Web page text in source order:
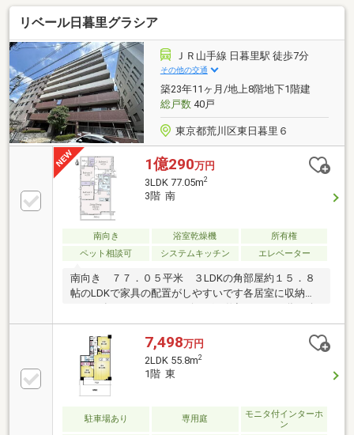
北店 徒歩約1分・まいばすけっと西日暮里駅東店
徒歩約4分・ドラッグセイムス日暮里店 徒歩約4分・
日暮里駅前郵便局 徒歩約1分
リベール日暮里グラシア
ＪＲ山手線 日暮里駅 徒歩7分
その他の交通
築23年11ヶ月/地上8階地下1階建
総戸数40戸
東京都荒川区東日暮里６
1億290万円
3LDK 77.05m2
3階 南
南向き 浴室乾燥機
所有権
ペット相談可
システムキッチン エレベーター
南向き ７７．０５平米 ３LDKの角部屋約１５．８
帖のLDKで家具の配置がしやすいです各居室に収納ス
ペース有りキッチンとリビングに仕切りがない為、会
話をしながら料理が可能です玄関前にはアルコーブを
設けております
7,498万円
2LDK 55.8m2
1階 東
駐車場あり 専用庭
モニタ付インターホ
ン